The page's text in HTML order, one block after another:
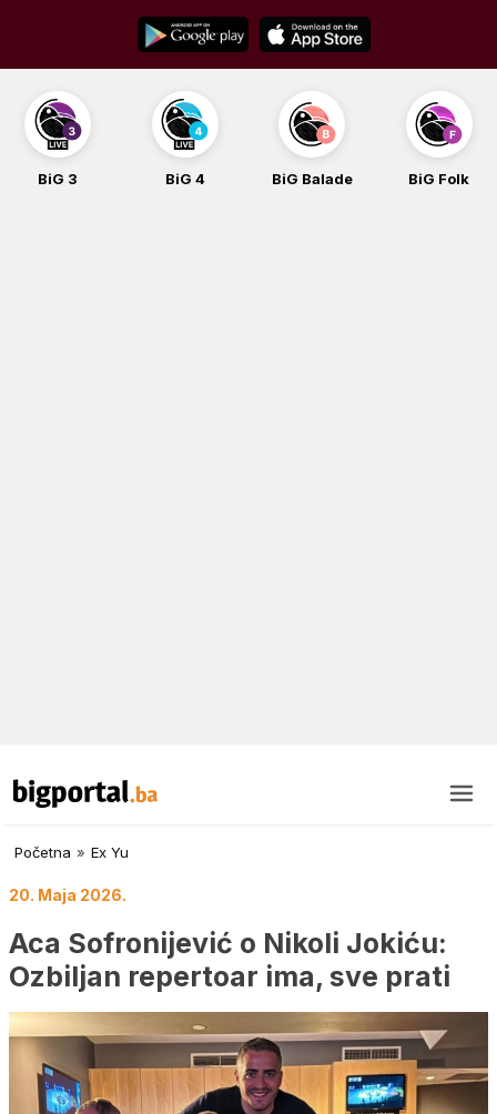
content
BiG 3 BiG 4 BiG Balade BiG Folk
Početna » Ex Yu
20. Maja 2026.
Aca Sofronijević o Nikoli Jokiću:
Ozbiljan repertoar ima, sve prati